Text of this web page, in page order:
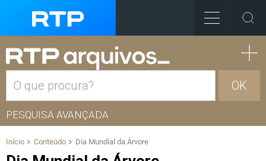
OK
PESQUISA AVANÇADA
Início Conteúdo Dia Mundial da Árvore